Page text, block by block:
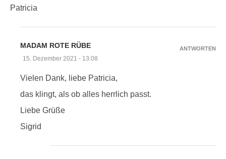
Patricia
MADAM ROTE RÜBE
15. Dezember 2021 - 13:08
Vielen Dank, liebe Patricia,
das klingt, als ob alles herrlich passt.
Liebe Grüße
Sigrid
ANTWORTEN